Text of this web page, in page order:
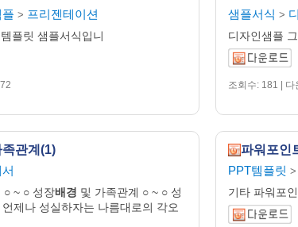
> 프리젠테이션
템플릿 샘플서식입니
샘플서식 >
디자인샘플
조회수: 181 | 다
관계(1)
○ ~ ○ 성장배경 및 가족관계 ○ ~ ○ 성
제나 성실하자는 나름대로의 각오
파워포인
PPT템플릿 >
기타 파워포